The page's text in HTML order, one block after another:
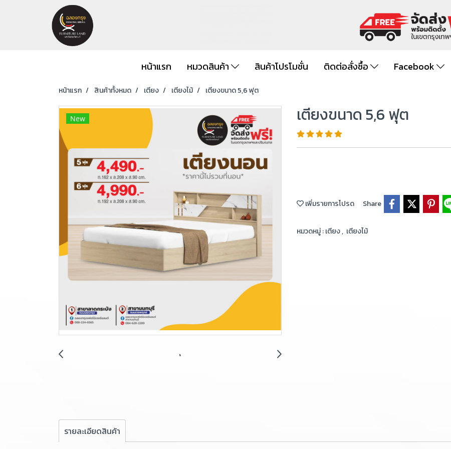
หน้าแรก หมวดสินค้า สินค้าโปรโมชั่น ติดต่อสั่งซื้อ Facebook
หน้าแรก สินค้าทั้งหมด เตียง เตียงไม้ เตียงขนาด 5,6 ฟุต
New เตียงขนาด 5,6 ฟุต
เพิ่มรายการโปรด Share
หมวดหมู่ :เตียง, เตียงไม้
รายละเอียดสินค้า